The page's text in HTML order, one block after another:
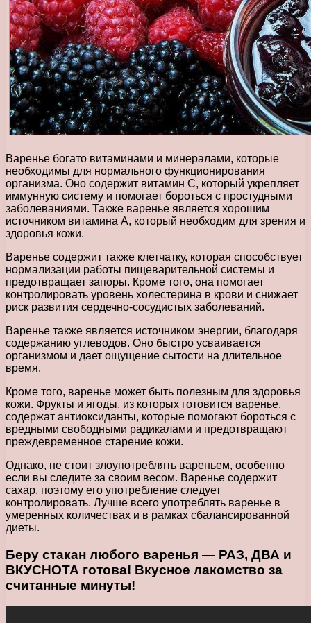
Варенье богато витаминами и минералами, которые
необходимы для нормального функционирования
организма. Оно содержит витамин С, который укрепляет
иммунную систему и помогает бороться с простудными
заболеваниями. Также варенье является хорошим
источником витамина А, который необходим для зрения и
здоровья кожи.
Варенье содержит также клетчатку, которая способствует
нормализации работы пищеварительной системы и
предотвращает запоры. Кроме того, она помогает
контролировать уровень холестерина в крови и снижает
риск развития сердечно-сосудистых заболеваний.
Варенье также является источником энергии, благодаря
содержанию углеводов. Оно быстро усваивается
организмом и дает ощущение сытости на длительное
время.
Кроме того, варенье может быть полезным для здоровья
кожи. Фрукты и ягоды, из которых готовится варенье,
содержат антиоксиданты, которые помогают бороться с
вредными свободными радикалами и предотвращают
преждевременное старение кожи.
Однако, не стоит злоупотреблять вареньем, особенно
если вы следите за своим весом. Варенье содержит
сахар, поэтому его употребление следует
контролировать. Лучше всего употреблять варенье в
умеренных количествах и в рамках сбалансированной
диеты.
Беру стакан любого варенья — РАЗ, ДВА и
ВКУСНОТА готова! Вкусное лакомство за
считанные минуты!